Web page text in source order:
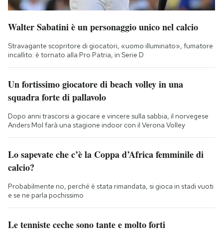
Walter Sabatini è un personaggio unico nel calcio
Stravagante scopritore di giocatori, «uomo illuminato», fumatore
incallito: è tornato alla Pro Patria, in Serie D
Un fortissimo giocatore di beach volley in una
squadra forte di pallavolo
Dopo anni trascorsi a giocare e vincere sulla sabbia, il norvegese
Anders Mol farà una stagione indoor con il Verona Volley
Lo sapevate che c’è la Coppa d’Africa femminile di
calcio?
Probabilmente no, perché è stata rimandata, si gioca in stadi vuoti
e se ne parla pochissimo
Le tenniste ceche sono tante e molto forti